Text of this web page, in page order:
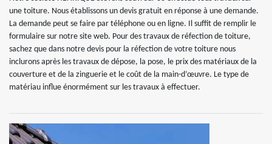
une toiture. Nous établissons un devis gratuit en réponse à une demande.
La demande peut se faire par téléphone ou en ligne. Il suffit de remplir le
formulaire sur notre site web. Pour des travaux de réfection de toiture,
sachez que dans notre devis pour la réfection de votre toiture nous
inclurons après les travaux de dépose, la pose, le prix des matériaux de la
couverture et de la zinguerie et le coût de la main-d’œuvre. Le type de
matériau influe énormément sur les travaux à effectuer.